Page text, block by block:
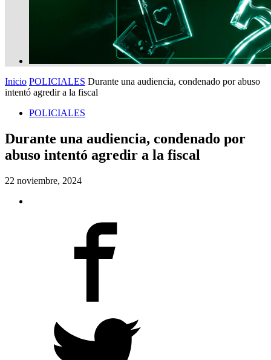
Inicio POLICIALES Durante una audiencia, condenado por abuso
intentó agredir a la fiscal
POLICIALES
Durante una audiencia, condenado por
abuso intentó agredir a la fiscal
22 noviembre, 2024